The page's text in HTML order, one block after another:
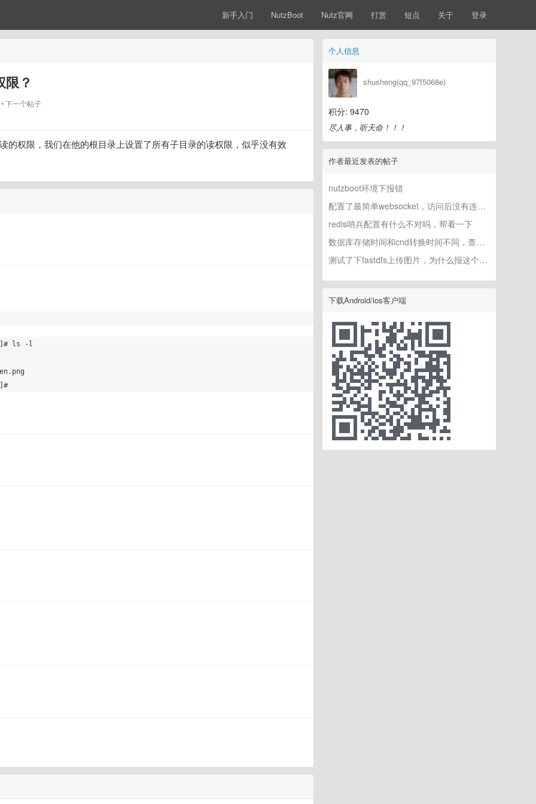
新手入门 NutzBoot Nutz官网 打赏 短点 关于 登录
个人信息
shusheng(qq_97f5068e)
积分: 9470
尽人事，听天命！！！
作者最近发表的帖子
nutzboot环境下报错
配置了最简单websocket，访问后没有连接成功
redis哨兵配置有什么不对吗，帮看一下
数据库存储时间和cnd转换时间不同，查询不出当前插入的数据？
测试了下fastdfs上传图片，为什么报这个错误？
下载Android/ios客户端
？
下一个帖子
的权限，我们在他的根目录上设置了所有子目录的读权限，似乎没有效
ls -l
[root@111_231_55_128 36lk1l6si9roj8jmplopgsqg]#